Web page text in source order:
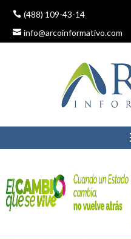
(488) 109-43-14
info@arcoinformativo.com